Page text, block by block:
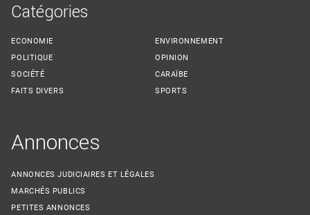
Catégories
ECONOMIE
POLITIQUE
SOCIÉTÉ
FAITS DIVERS
ENVIRONNEMENT
OPINION
CARAÏBE
SPORTS
Annonces
ANNONCES JUDICIAIRES ET LÉGALES
MARCHÉS PUBLICS
PETITES ANNONCES